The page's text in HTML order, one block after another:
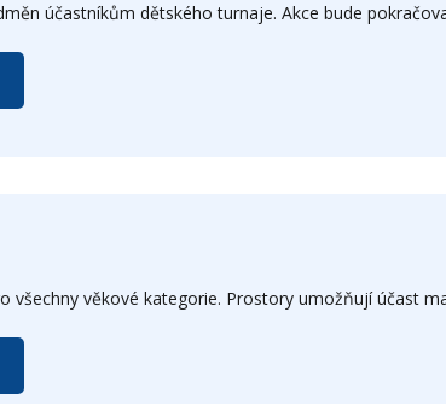
účastníkům dětského turnaje. Akce bude
všechny věkové kategorie. Prostory umožňují účast